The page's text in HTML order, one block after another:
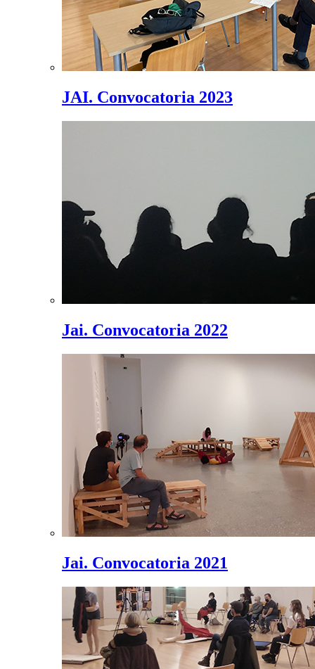
JAI. Convocatoria 2023
Jai. Convocatoria 2022
Jai. Convocatoria 2021